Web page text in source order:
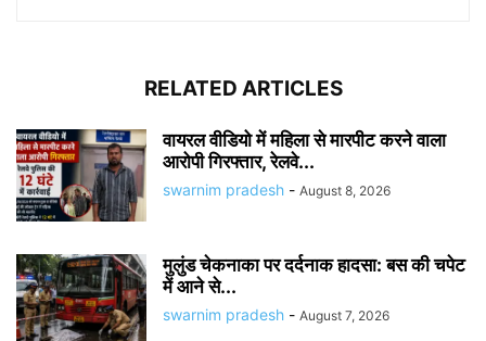
RELATED ARTICLES
वायरल वीडियो में महिला से मारपीट करने वाला
आरोपी गिरफ्तार, रेलवे...
swarnim pradesh - August 8, 2026
मुलुंड चेकनाका पर दर्दनाक हादसा: बस की चपेट
में आने से...
swarnim pradesh - August 7, 2026